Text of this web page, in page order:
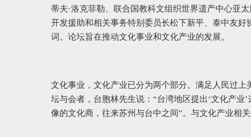
蒂夫·洛克菲勒、联合国教科文组织世界遗产中心亚
开发援助和相关事务特别委员长松下新平、泰中友
词。论坛旨在推动文化事业和文化产业的发展。
文化事业，文化产业已分为两个部分。满足人民过
坛与会者，台胞林先生说：“台湾地区提出‘文化产
像的文化商，往来苏州与台中之间”。与文化产业相